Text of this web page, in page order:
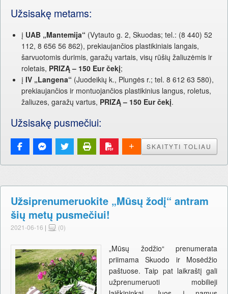
Užsisakę metams:
į UAB „Mantemija“ (Vytauto g. 2, Skuodas; tel.: (8 440) 52
112, 8 656 56 862), prekiaujančios plastikiniais langais,
šarvuotomis durimis, garažų vartais, visų rūšių žaliuzėmis ir
roletais, PRIZĄ – 150 Eur čekį;
į IV „Langena“ (Juodeikių k., Plungės r.; tel. 8 612 63 580),
prekiaujančios ir montuojančios plastikinius langus, roletus,
žaliuzes, garažų vartus, PRIZĄ – 150 Eur čekį.
Užsisakę pusmečiui:
SKAITYTI TOLIAU
Užsiprenumeruokite „Mūsų žodį“ antram
šių metų pusmečiui!
2021-06-16 | (0)
„Mūsų žodžio“ prenumerata
priimama Skuodo ir Mosėdžio
paštuose. Taip pat laikraštį gali
užprenumeruoti mobilieji